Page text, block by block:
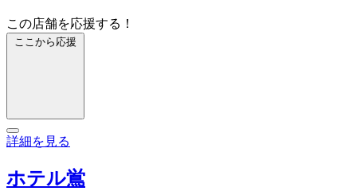
この店舗を応援する！
ここから応援
詳細を見る
ホテル鴬